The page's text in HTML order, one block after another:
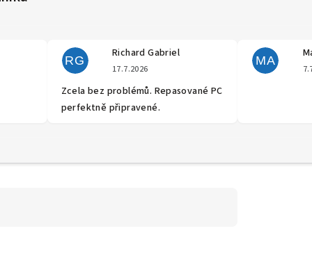
obchodu je 5 z 5 hvězdiček.
RG
Richard Gabriel
Hodnocení obchodu je 5 z 5
17.7.2026
Zcela bez problémů. Repasované PC
perfektně připravené.
MA